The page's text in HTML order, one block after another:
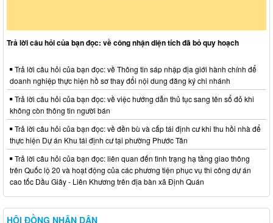
Trả lời câu hỏi của bạn đọc: về công nhận diện tích đã bỏ quy hoạch
Trả lời câu hỏi của bạn đọc: về Thông tin sáp nhập địa giới hành chính để
doanh nghiệp thực hiện hồ sơ thay đổi nội dung đăng ký chi nhánh
Trả lời câu hỏi của bạn đọc: về việc hướng dẫn thủ tục sang tên sổ đỏ khi
không còn thông tin người bán
Trả lời câu hỏi của bạn đọc: về đền bù và cấp tái định cư khi thu hồi nhà để
thực hiện Dự án Khu tái định cư tại phường Phước Tân
Trả lời câu hỏi của bạn đọc: liên quan đến tình trạng hạ tầng giao thông
trên Quốc lộ 20 và hoạt động của các phương tiện phục vụ thi công dự án
cao tốc Dầu Giây - Liên Khương trên địa bàn xã Định Quán
HỘI ĐỒNG NHÂN DÂN